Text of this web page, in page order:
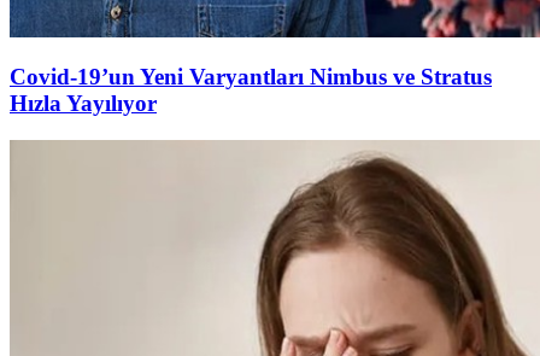
Covid-19’un Yeni Varyantları Nimbus ve Stratus
Hızla Yayılıyor